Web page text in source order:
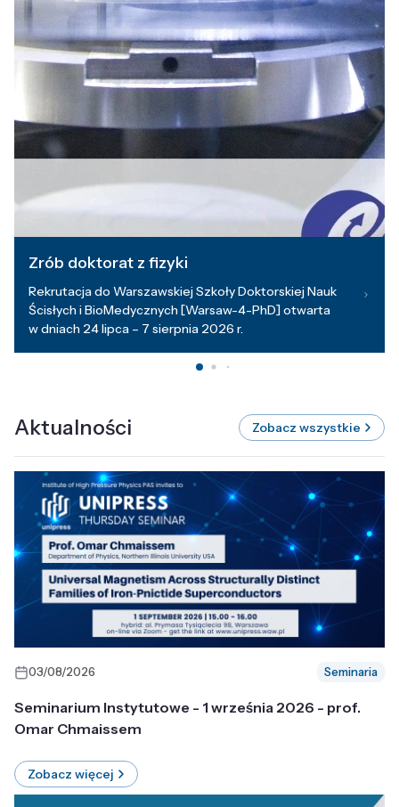
Zrób doktorat z fizyki
Rekrutacja do Warszawskiej Szkoły Doktorskiej Nauk
Ścisłych i BioMedycznych [Warsaw-4-PhD] otwarta
w dniach 24 lipca – 7 sierpnia 2026 r.
Aktualności Zobacz wszystkie
03/08/2026 Seminaria
Seminarium Instytutowe - 1 września 2026 - prof.
Omar Chmaissem
Zobacz więcej